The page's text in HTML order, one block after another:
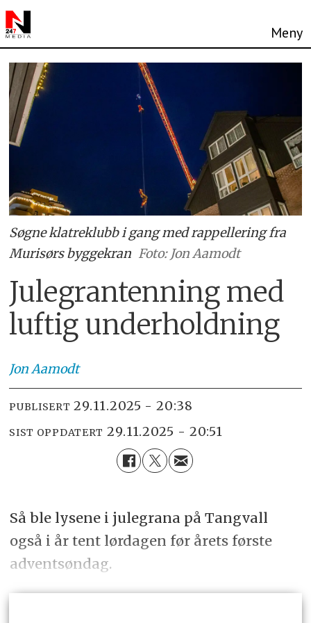
Søgne klatreklubb i gang med rappellering fra
Murisørs byggekran Foto: Jon Aamodt
Julegrantenning med
luftig underholdning
JonAamodt
PUBLISERT 29.11.2025 - 20:38
SIST OPPDATERT 29.11.2025 - 20:51
Så ble lysene i julegrana på Tangvall
også i år tent lørdagen før årets første
adventsøndag.